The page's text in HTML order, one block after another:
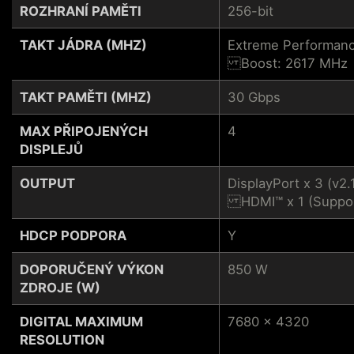
ROZHRANÍ PAMĚTI
TAKT JÁDRA (MHZ)
TAKT PAMĚTI (MHZ)
MAX PŘIPOJENÝCH
DISPLEJŮ
OUTPUT
HDCP PODPORA
DOPORUČENÝ VÝKON
ZDROJE (W)
DIGITAL MAXIMUM
RESOLUTION
256-bit
Extreme
Boost: 2617 MHz
30 Gbps
4
DisplayPort x 3
HDMI™ x 1
Y
850 W
7680 x 4320